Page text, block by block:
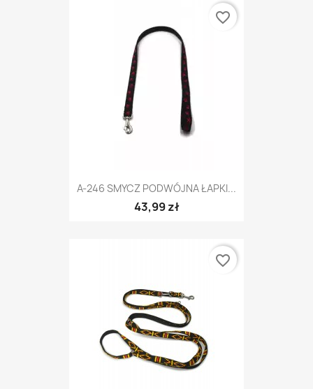
A-246 SMYCZ PODWÓJNA ŁAPKI...
43,99 zł
favorite_border
favorite_border